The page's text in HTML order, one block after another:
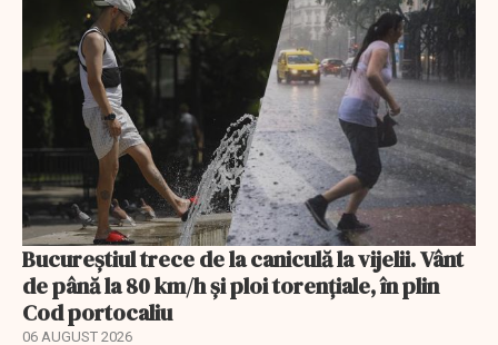
Bucureștiul trece de la caniculă la vijelii. Vânt
de până la 80 km/h și ploi torențiale, în plin
Cod portocaliu
06 AUGUST 2026